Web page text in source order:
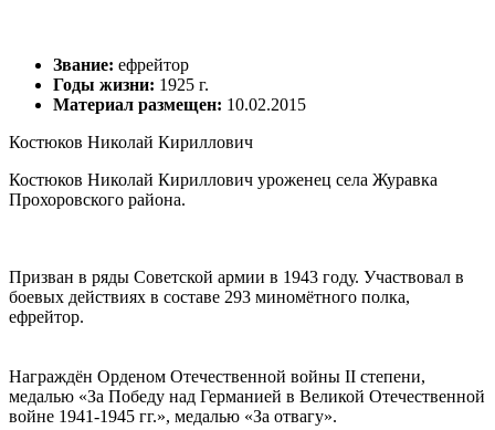
Звание: ефрейтор
Годы жизни: 1925 г.
Материал размещен: 10.02.2015
Костюков Николай Кириллович
Костюков Николай Кириллович уроженец села Журавка
Прохоровского района.
Призван в ряды Советской армии в 1943 году. Участвовал в
боевых действиях в составе 293 миномётного полка,
ефрейтор.
Награждён Орденом Отечественной войны II степени,
медалью «За Победу над Германией в Великой Отечественной
войне 1941-1945 гг.», медалью «За отвагу».